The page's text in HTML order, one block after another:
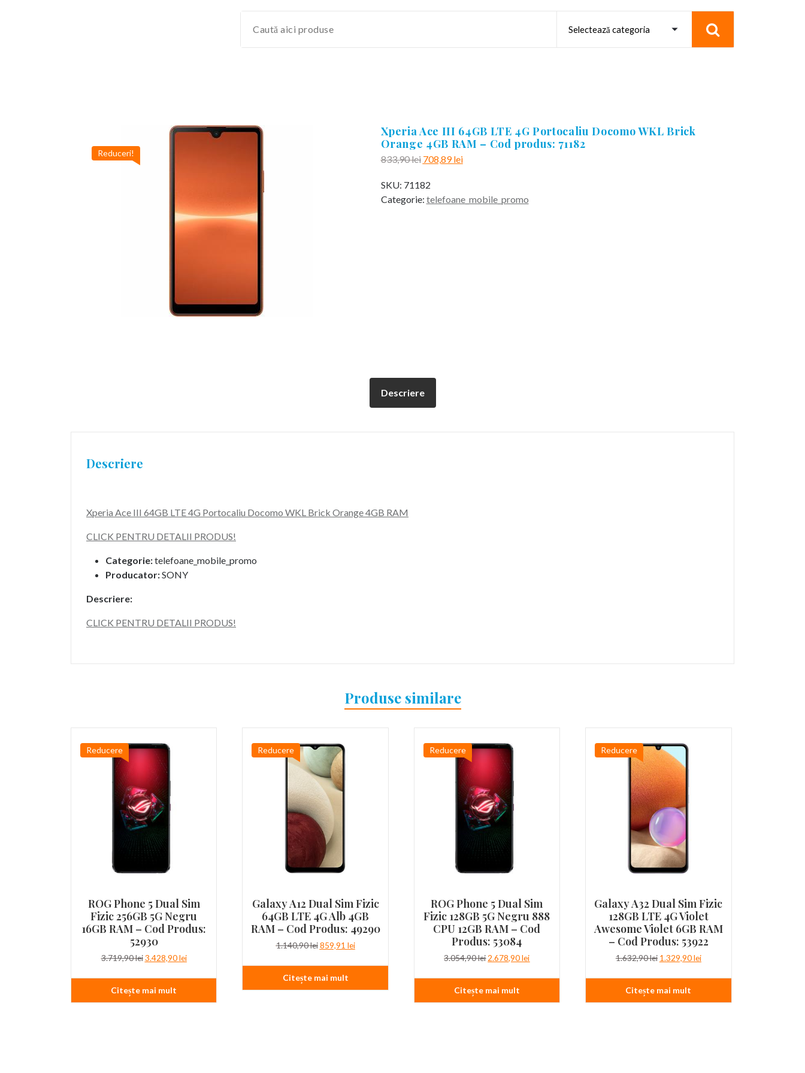
Reduceri!
Xperia Ace III 64GB LTE 4G Portocaliu Docomo WKL Brick
Orange 4GB RAM – Cod produs: 71182
833,90lei Prețul
a
fost:
708,89leiPrețul
708,89 lei.
SKU: 71182
Categorie: telefoane_mobile_promo
Descriere
Descriere
Xperia Ace III 64GB LTE 4G Portocaliu Docomo WKL Brick Orange 4GB RAM
CLICK PENTRU DETALII PRODUS!
Categorie:telefoane_mobile_promo
Producator:SONY
Descriere:
CLICK PENTRU DETALII PRODUS!
Produse similare
Reducere
ROG Phone 5 Dual Sim
Fizic 256GB 5G Negru
16GB RAM – Cod Produs:
52930
3.719,90leiPrețul
a
fost:
3.719,90 lei.
3.428,90leiPrețul
este:
Citește mai mult
Reducere
Galaxy A12 Dual Sim Fizic
64GB LTE 4G Alb 4GB
RAM – Cod Produs: 49290
1.140,90lei Prețul
a
fost:
1.140,90 lei.
859,91 leiPrețul
este:
Citește mai mult
Reducere
ROG Phone 5 Dual Sim
Fizic 128GB 5G Negru 888
CPU 12GB RAM – Cod
Produs: 53084
3.054,90lei Prețul
a
fost:
3.054,90 lei.
2.678,90leiPrețul
este:
Citește mai mult
Reducere
Galaxy A32 Dual Sim Fizic
128GB LTE 4G Violet
Awesome Violet 6GB RAM
– Cod Produs: 53922
1.632,90lei Prețul
a
fost:
1.632,90 lei.
1.329,90leiPrețul
este:
Citește mai mult